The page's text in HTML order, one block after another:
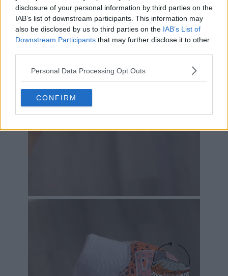
disclosure of your personal information by third parties on the
IAB’s list of downstream participants. This information may
also be disclosed by us to third parties on the IAB’s List of
Downstream Participants that may further disclose it to other
Personal Data Processing Opt Outs
CONFIRM